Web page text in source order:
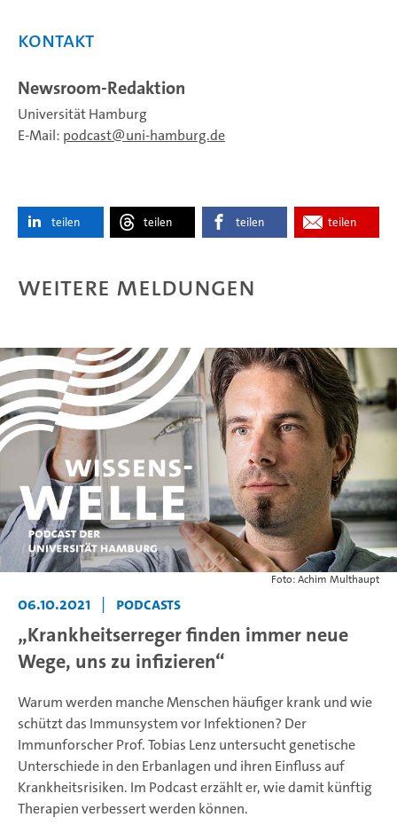
Kontakt
Newsroom-Redaktion
Universität Hamburg
E-Mail: podcast uni-hamburg.de
teilen teilen teilen teilen
Weitere Meldungen
Foto: Achim Multhaupt
06.10.2021 Podcasts
„Krankheitserreger finden immer neue
Wege, uns zu infizieren“
Warum werden manche Menschen häufiger krank und wie
schützt das Immunsystem vor Infektionen? Der
Immunforscher Prof. Tobias Lenz untersucht genetische
Unterschiede in den Erbanlagen und ihren Einfluss auf
Krankheitsrisiken. Im Podcast erzählt er, wie damit künftig
Therapien verbessert werden können.